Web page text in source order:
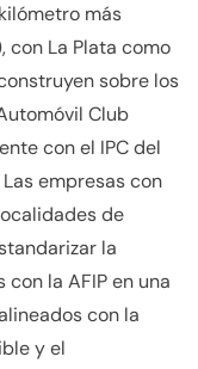
más
con La Plata como
sobre los
Club
con el IPC del
empresas con
de
la
la AFIP en una
con la
y el